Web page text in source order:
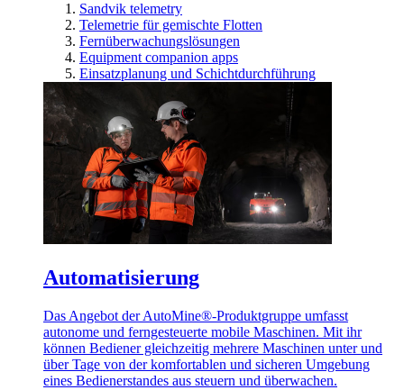
Sandvik telemetry
Telemetrie für gemischte Flotten
Fernüberwachungslösungen
Equipment companion apps
Einsatzplanung und Schichtdurchführung
Automatisierung
Das Angebot der AutoMine®-Produktgruppe umfasst
autonome und ferngesteuerte mobile Maschinen. Mit ihr
können Bediener gleichzeitig mehrere Maschinen unter und
über Tage von der komfortablen und sicheren Umgebung
eines Bedienerstandes aus steuern und überwachen.